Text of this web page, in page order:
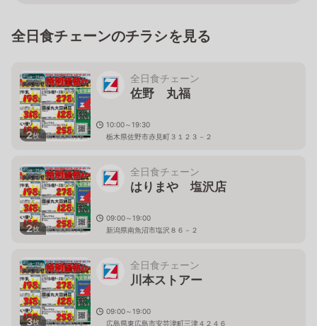
全日食チェーンのチラシを見る
2枚
全日食チェーン
佐野 丸福
10:00～19:30
栃木県佐野市赤見町３１２３－２
2枚
全日食チェーン
はりまや 塩沢店
09:00～19:00
新潟県南魚沼市塩沢８６－２
3枚
全日食チェーン
川本ストアー
09:00～19:00
広島県東広島市安芸津町三津４２４６